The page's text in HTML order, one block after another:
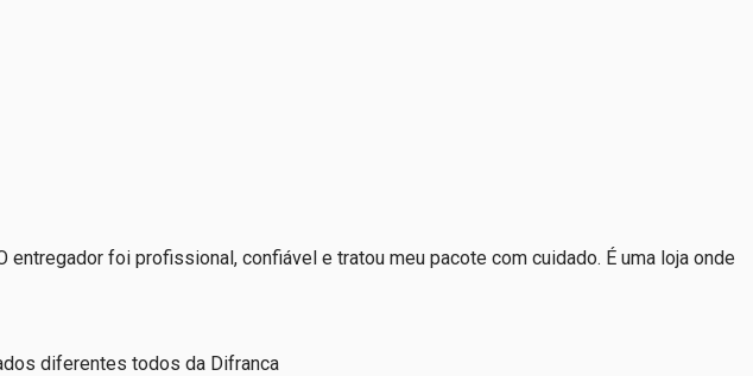
foi profissional, confiável e tratou meu pacote com cuidado. É uma loja onde
diferentes todos da Difranca